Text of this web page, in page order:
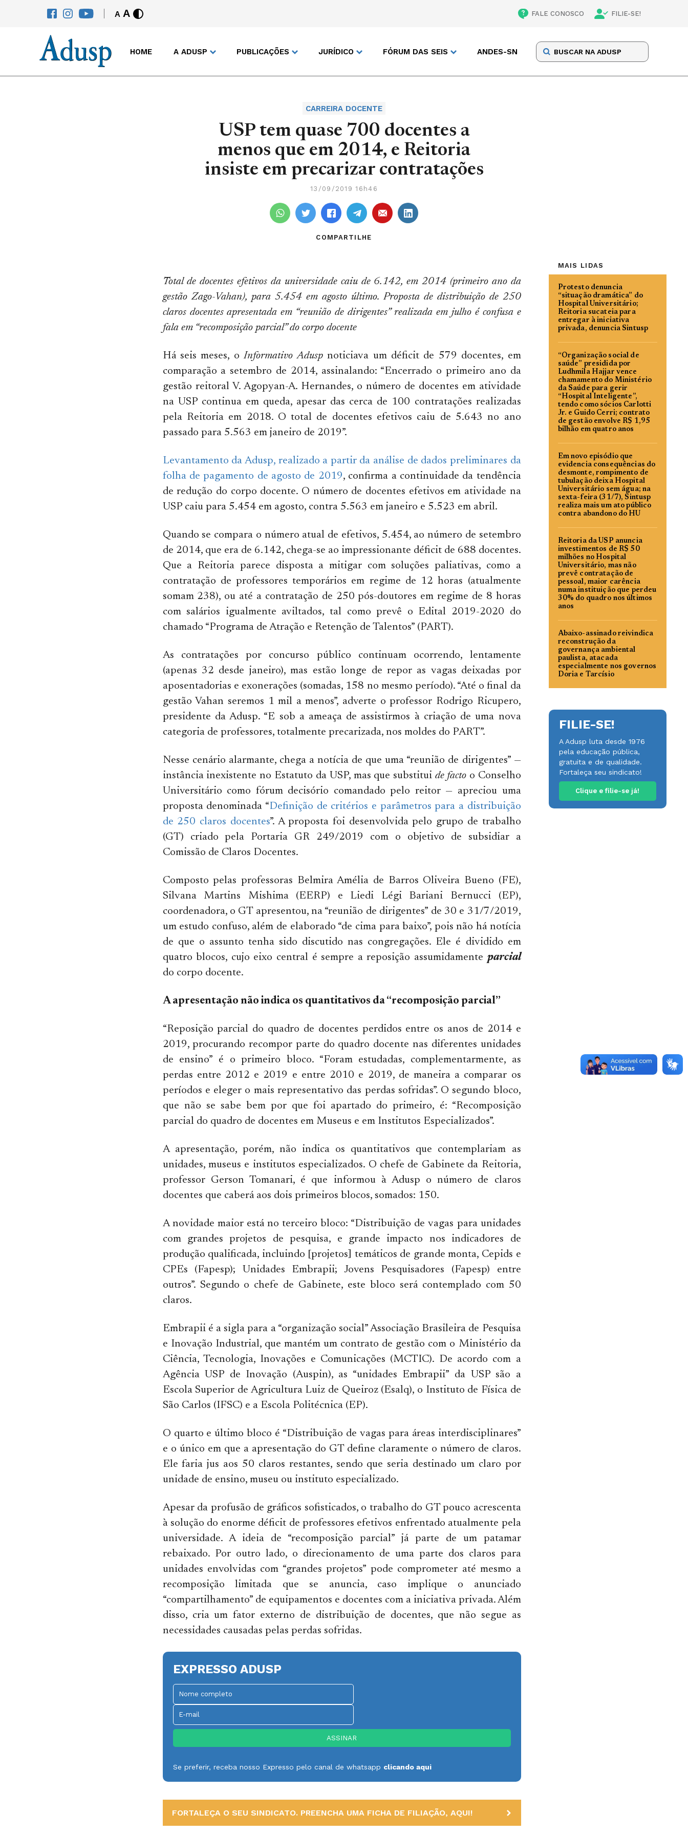
A A FALE CONOSCO FILIE-SE!
HOME A ADUSP PUBLICAÇÕES JURÍDICO FÓRUM DAS SEIS ANDES-SN
CARREIRA DOCENTE
USP tem quase 700 docentes a
menos que em 2014, e Reitoria
insiste em precarizar contratações
13/09/2019 16h46
COMPARTILHE
Total de docentes efetivos da universidade caiu de 6.142, em 2014 (primeiro ano da
gestão Zago-Vahan), para 5.454 em agosto último. Proposta de distribuição de 250
claros docentes apresentada em “reunião de dirigentes” realizada em julho é confusa e
fala em “recomposição parcial” do corpo docente
Há seis meses, oInformativo Aduspnoticiava um déficit de 579 docentes, em
comparação a setembro de 2014, assinalando: “Encerrado o primeiro ano da
gestão reitoral V. Agopyan-A. Hernandes, o número de docentes em atividade
na USP continua em queda, apesar das cerca de 100 contratações realizadas
pela Reitoria em 2018. O total de docentes efetivos caiu de 5.643 no ano
passado para 5.563 em janeiro de 2019”.
Levantamento da Adusp, realizado a partir da análise de dados preliminares da
folha de pagamento de agosto de 2019, confirma a continuidade da tendência
de redução do corpo docente. O número de docentes efetivos em atividade na
USP caiu para 5.454 em agosto, contra 5.563 em janeiro e 5.523 em abril.
Quando se compara o número atual de efetivos, 5.454, ao número de setembro
de 2014, que era de 6.142, chega-se ao impressionante déficit de 688 docentes.
Que a Reitoria parece disposta a mitigar com soluções paliativas, como a
contratação de professores temporários em regime de 12 horas (atualmente
somam 238), ou até a contratação de 250 pós-doutores em regime de 8 horas
com salários igualmente aviltados, tal como prevê o Edital 2019-2020 do
chamado “Programa de Atração e Retenção de Talentos” (PART).
As contratações por concurso público continuam ocorrendo, lentamente
(apenas 32 desde janeiro), mas estão longe de repor as vagas deixadas por
aposentadorias e exonerações (somadas, 158 no mesmo período). “Até o final da
gestão Vahan seremos 1 mil a menos”, adverte o professor Rodrigo Ricupero,
presidente da Adusp. “E sob a ameaça de assistirmos à criação de uma nova
categoria de professores, totalmente precarizada, nos moldes do PART”.
Nesse cenário alarmante, chega a notícia de que uma “reunião de dirigentes” —
instância inexistente no Estatuto da USP, mas que substituide factoo Conselho
Universitário como fórum decisório comandado pelo reitor — apreciou uma
proposta denominada “Definição de critérios e parâmetros para a distribuição
de 250 claros docentes”. A proposta foi desenvolvida pelo grupo de trabalho
(GT) criado pela Portaria GR 249/2019 com o objetivo de subsidiar a
Comissão de Claros Docentes.
Composto pelas professoras Belmira Amélia de Barros Oliveira Bueno (FE),
Silvana Martins Mishima (EERP) e Liedi Légi Bariani Bernucci (EP),
coordenadora, o GT apresentou, na “reunião de dirigentes” de 30 e 31/7/2019,
um estudo confuso, além de elaborado “de cima para baixo”, pois não há notícia
de que o assunto tenha sido discutido nas congregações. Ele é dividido em
quatro blocos, cujo eixo central é sempre a reposição assumidamente parcial
do corpo docente.
A apresentação não indica os quantitativos da “recomposição parcial”
“Reposição parcial do quadro de docentes perdidos entre os anos de 2014 e
2019, procurando recompor parte do quadro docente nas diferentes unidades
de ensino” é o primeiro bloco. “Foram estudadas, complementarmente, as
perdas entre 2012 e 2019 e entre 2010 e 2019, de maneira a comparar os
períodos e eleger o mais representativo das perdas sofridas”. O segundo bloco,
que não se sabe bem por que foi apartado do primeiro, é: “Recomposição
parcial do quadro de docentes em Museus e em Institutos Especializados”.
A apresentação, porém, não indica os quantitativos que contemplariam as
unidades, museus e institutos especializados. O chefe de Gabinete da Reitoria,
professor Gerson Tomanari, é que informou à Adusp o número de claros
docentes que caberá aos dois primeiros blocos, somados: 150.
A novidade maior está no terceiro bloco: “Distribuição de vagas para unidades
com grandes projetos de pesquisa, e grande impacto nos indicadores de
produção qualificada, incluindo [projetos] temáticos de grande monta, Cepids e
CPEs (Fapesp); Unidades Embrapii; Jovens Pesquisadores (Fapesp) entre
outros”. Segundo o chefe de Gabinete, este bloco será contemplado com 50
claros.
Embrapii é a sigla para a “organização social” Associação Brasileira de Pesquisa
e Inovação Industrial, que mantém um contrato de gestão com o Ministério da
Ciência, Tecnologia, Inovações e Comunicações (MCTIC). De acordo com a
Agência USP de Inovação (Auspin), as “unidades Embrapii” da USP são a
Escola Superior de Agricultura Luiz de Queiroz (Esalq), o Instituto de Física de
São Carlos (IFSC) e a Escola Politécnica (EP).
O quarto e último bloco é “Distribuição de vagas para áreas interdisciplinares”
e o único em que a apresentação do GT define claramente o número de claros.
Ele faria jus aos 50 claros restantes, sendo que seria destinado um claro por
unidade de ensino, museu ou instituto especializado.
Apesar da profusão de gráficos sofisticados, o trabalho do GT pouco acrescenta
à solução do enorme déficit de professores efetivos enfrentado atualmente pela
universidade. A ideia de “recomposição parcial” já parte de um patamar
rebaixado. Por outro lado, o direcionamento de uma parte dos claros para
unidades envolvidas com “grandes projetos” pode comprometer até mesmo a
recomposição limitada que se anuncia, caso implique o anunciado
“compartilhamento” de equipamentos e docentes com a iniciativa privada. Além
disso, cria um fator externo de distribuição de docentes, que não segue as
necessidades causadas pelas perdas sofridas.
EXPRESSO ADUSP
Se preferir, receba nosso Expresso pelo canal de whatsapp clicando aqui
FORTALEÇA O SEU SINDICATO. PREENCHA UMA FICHA DE FILIAÇÃO, AQUI!
MAIS LIDAS
Protesto denuncia
“situação dramática” do
Hospital Universitário;
Reitoria sucateia para
entregar à iniciativa
privada, denuncia Sintusp
“Organização social de
saúde” presidida por
Ludhmila Hajjar vence
chamamento do Ministério
da Saúde para gerir
“Hospital Inteligente”,
tendo como sócios Carlotti
Jr. e Guido Cerri; contrato
de gestão envolve R$ 1,95
bilhão em quatro anos
Em novo episódio que
evidencia consequências do
desmonte, rompimento de
tubulação deixa Hospital
Universitário sem água; na
sexta-feira (31/7), Sintusp
realiza mais um ato público
contra abandono do HU
Reitoria da USP anuncia
investimentos de R$ 50
milhões no Hospital
Universitário, mas não
prevê contratação de
pessoal, maior carência
numa instituição que perdeu
30% do quadro nos últimos
anos
Abaixo-assinado reivindica
reconstrução da
governança ambiental
paulista, atacada
especialmente nos governos
Doria e Tarcísio
FILIE-SE!
A Adusp luta desde 1976
pela educação pública,
gratuita e de qualidade.
Fortaleça seu sindicato!
Clique e filie-se já!